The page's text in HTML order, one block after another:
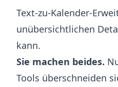
Text-zu-Kalender-
unübersichtlichen
kann.
Sie machen beides.
Tools überschneiden